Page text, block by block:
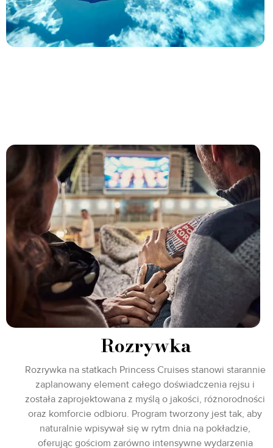
Rozrywka
Rozrywka na statkach Princess Cruises stanowi starannie
zaplanowany element całego doświadczenia rejsu i
została zaprojektowana z myślą o jakości, różnorodności
oraz komforcie odbioru. Program tworzony jest tak, aby
naturalnie wpisywał się w rytm dnia na pokładzie,
oferując gościom zarówno intensywne wydarzenia